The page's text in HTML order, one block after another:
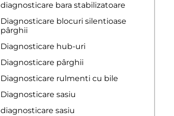
diagnosticare bara stabilizatoare
Diagnosticare blocuri silentioase
pârghii
Diagnosticare hub-uri
Diagnosticare pârghii
Diagnosticare rulmenti cu bile
Diagnosticare sasiu
diagnosticare sasiu